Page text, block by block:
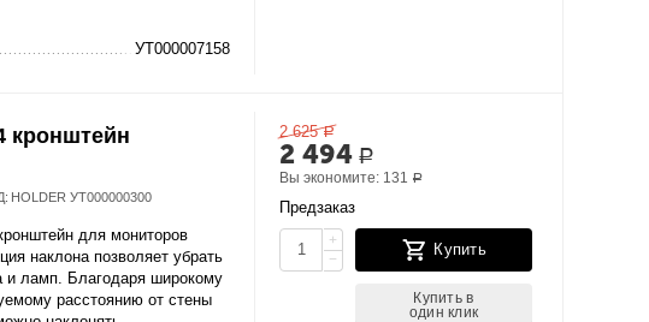
УТ000007158
кронштейн
HOLDER УТ000000300
для мониторов
наклона позволяет убрать
и ламп. Благодаря широкому
расстоянию от стены
2 625 Р
2 494 Р
Вы экономите: 131 Р
Предзаказ
+
−
Купить
Купить в
один клик